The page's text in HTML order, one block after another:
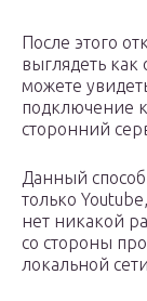
После этого
выглядеть
можете
подключение
сторонний
Данный
только
нет никакой
со стороны
локальной